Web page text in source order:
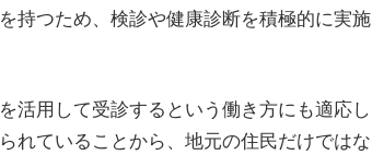
持つため、検診や健康診断を積極的に実施
活用して受診するという働き方にも適応し
れていることから、地元の住民だけではな